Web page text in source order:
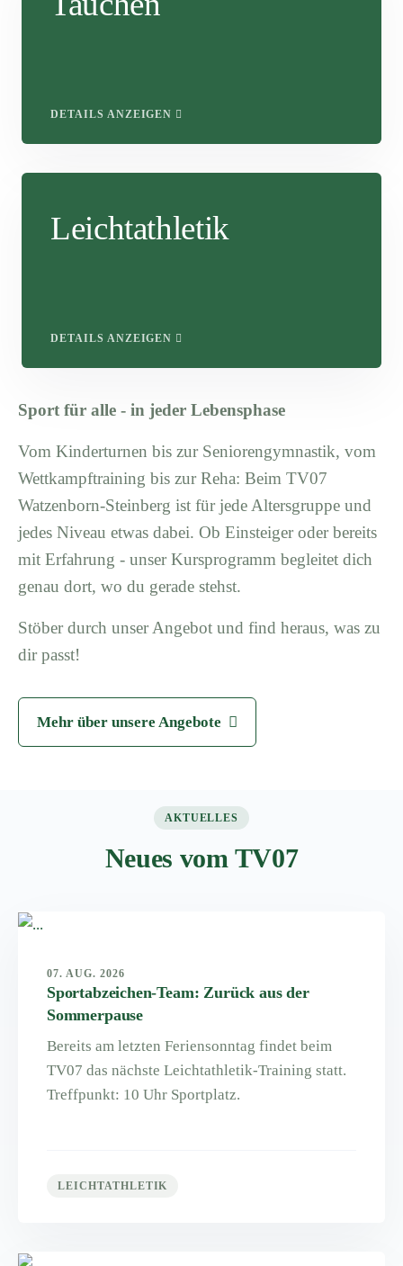
DETAILS ANZEIGEN
Leichtathletik
DETAILS ANZEIGEN
Sport für alle - in jeder Lebensphase
Vom Kinderturnen bis zur Seniorengymnastik, vom
Wettkampftraining bis zur Reha: Beim TV07
Watzenborn-Steinberg ist für jede Altersgruppe und
jedes Niveau etwas dabei. Ob Einsteiger oder bereits
mit Erfahrung - unser Kursprogramm begleitet dich
genau dort, wo du gerade stehst.
Stöber durch unser Angebot und find heraus, was zu
dir passt!
Mehr über unsere Angebote
AKTUELLES
Neues vom TV07
07. AUG. 2026
Sportabzeichen-Team: Zurück aus der
Sommerpause
Bereits am letzten Feriensonntag findet beim
TV07 das nächste Leichtathletik-Training statt.
Treffpunkt: 10 Uhr Sportplatz.
LEICHTATHLETIK